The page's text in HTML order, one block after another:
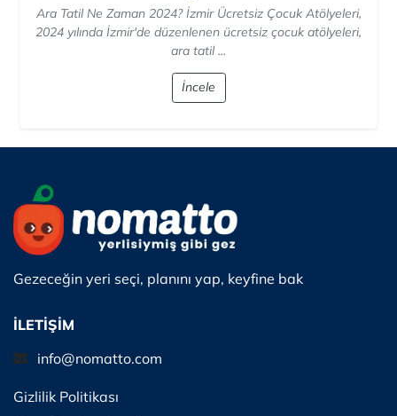
Ara Tatil Ne Zaman 2024? İzmir Ücretsiz Çocuk Atölyeleri,
2024 yılında İzmir'de düzenlenen ücretsiz çocuk atölyeleri,
ara tatil ...
İncele
Gezeceğin yeri seçi, planını yap, keyfine bak
İLETİŞİM
info@nomatto.com
Gizlilik Politikası